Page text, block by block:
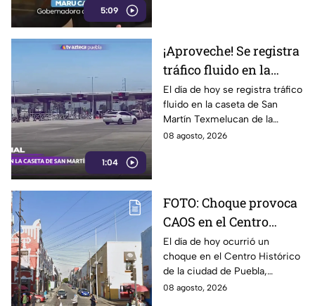
5:09
1:04
¡Aproveche! Se registra
tráfico fluido en la
caseta de Texmelucan
de la autopista México-
Puebla HOY sábado
El día de hoy se registra tráfico
fluido en la caseta de San
Martín Texmelucan de la
autopista México-Puebla; así lo
08 agosto, 2026
FOTO: Choque provoca
CAOS en el Centro
Histórico HOY sábado;
vías alternas
El día de hoy ocurrió un
choque en el Centro Histórico
de la ciudad de Puebla,
ocasionando caos en la
08 agosto, 2026